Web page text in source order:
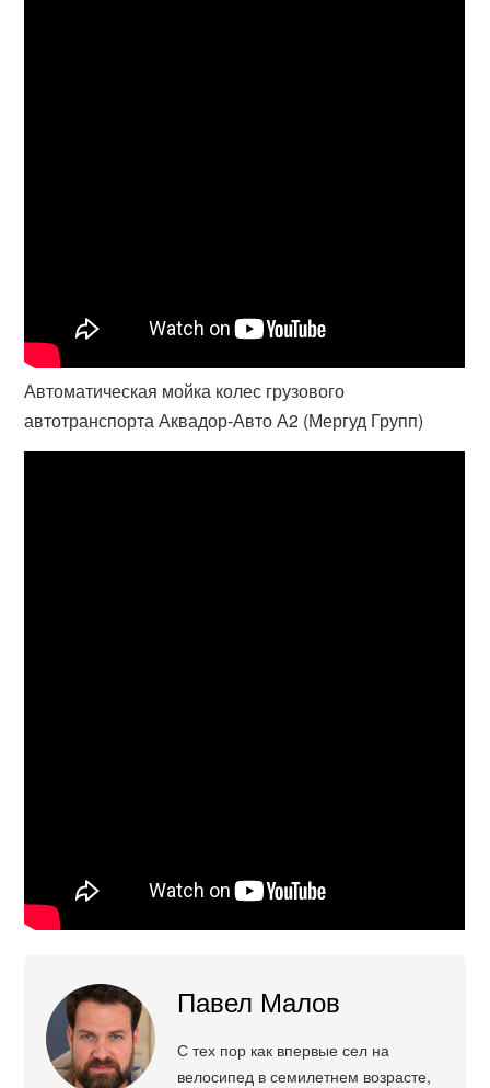
Автоматическая мойка колес грузового
автотранспорта Аквадор-Авто А2 (Мергуд Групп)
Павел Малов
С тех пор как впервые сел на
велосипед в семилетнем возрасте,